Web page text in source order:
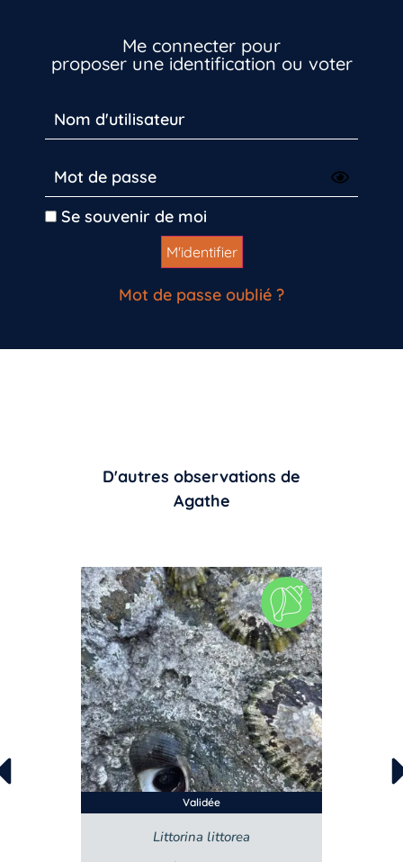
Me connecter pour
proposer une identification ou voter
Se souvenir de moi
Mot de passe oublié ?
D'autres observations de
Agathe
Validée
Steromphala umbilicalis